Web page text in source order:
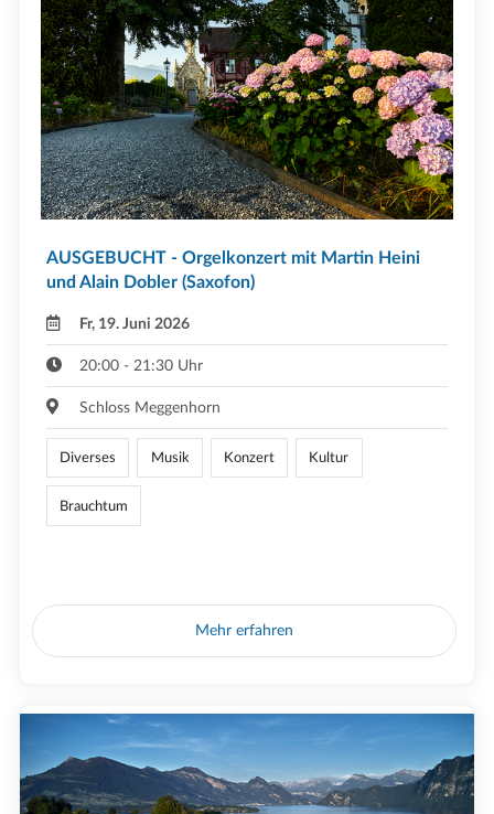
AUSGEBUCHT - Orgelkonzert mit Martin Heini
und Alain Dobler (Saxofon)
Fr, 19. Juni 2026
20:00 - 21:30 Uhr
Schloss Meggenhorn
Diverses Musik Konzert Kultur
Brauchtum
Mehr erfahren